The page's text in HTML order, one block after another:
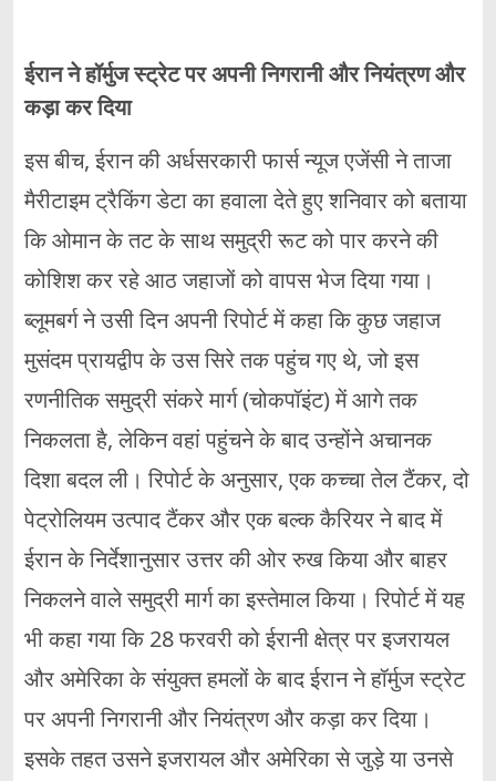
ईरान ने हॉर्मुज स्ट्रेट पर अपनी निगरानी और नियंत्रण और
कड़ा कर दिया
इस बीच, ईरान की अर्धसरकारी फार्स न्यूज एजेंसी ने ताजा
मैरीटाइम ट्रैकिंग डेटा का हवाला देते हुए शनिवार को बताया
कि ओमान के तट के साथ समुद्री रूट को पार करने की
कोशिश कर रहे आठ जहाजों को वापस भेज दिया गया।
ब्लूमबर्ग ने उसी दिन अपनी रिपोर्ट में कहा कि कुछ जहाज
मुसंदम प्रायद्वीप के उस सिरे तक पहुंच गए थे, जो इस
रणनीतिक समुद्री संकरे मार्ग (चोकपॉइंट) में आगे तक
निकलता है, लेकिन वहां पहुंचने के बाद उन्होंने अचानक
दिशा बदल ली। रिपोर्ट के अनुसार, एक कच्चा तेल टैंकर, दो
पेट्रोलियम उत्पाद टैंकर और एक बल्क कैरियर ने बाद में
ईरान के निर्देशानुसार उत्तर की ओर रुख किया और बाहर
निकलने वाले समुद्री मार्ग का इस्तेमाल किया। रिपोर्ट में यह
भी कहा गया कि 28 फरवरी को ईरानी क्षेत्र पर इजरायल
और अमेरिका के संयुक्त हमलों के बाद ईरान ने हॉर्मुज स्ट्रेट
पर अपनी निगरानी और नियंत्रण और कड़ा कर दिया।
इसके तहत उसने इजरायल और अमेरिका से जुड़े या उनसे